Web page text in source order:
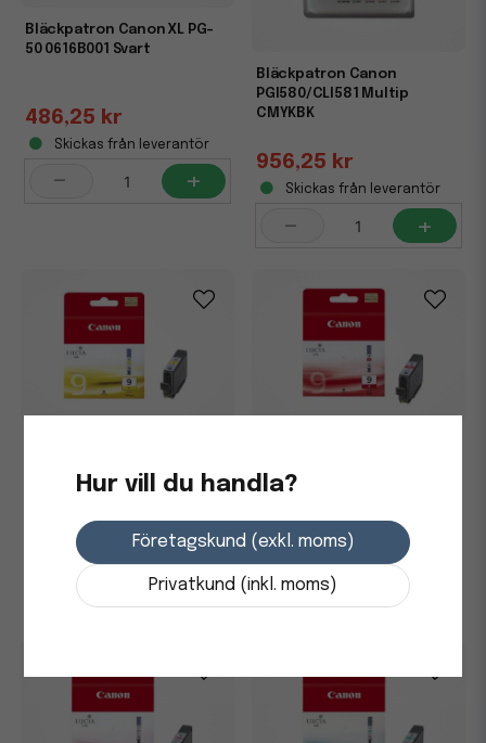
Bläckpatron Canon XL PG-
50 0616B001 Svart
486,25 kr
Skickas från leverantör
- +
Bläckpatron Canon
PGI580/CLI581 Multip
CMYKBK
956,25 kr
Skickas från leverantör
- +
243,75 kr
Skickas från leverantör
+
243,75 kr
Skickas från leverantör
-
Hur vill du handla?
Företagskund (exkl. moms)
Privatkund (inkl. moms)